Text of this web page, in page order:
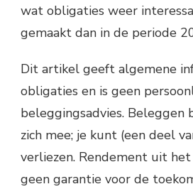
wat obligaties weer
gemaakt dan in de periode
Dit artikel geeft algemene
obligaties en is geen
beleggingsadvies. Beleggen
zich mee; je kunt (een deel
verliezen. Rendement uit
geen garantie voor de